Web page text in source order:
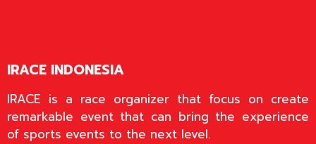
IRACE INDONESIA
IRACE is a race organizer that focus on create
remarkable event that can bring the experience
of sports events to the next level.